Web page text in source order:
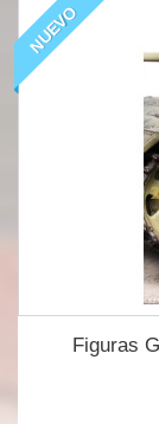
NUEVO
Figuras